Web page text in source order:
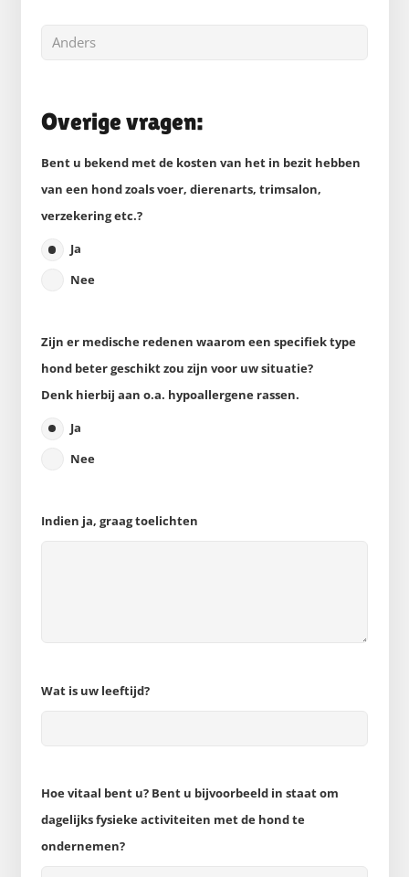
Overige vragen:
Bent u bekend met de kosten van het in bezit hebben
van een hond zoals voer, dierenarts, trimsalon,
verzekering etc.?
Ja
Nee
Zijn er medische redenen waarom een specifiek type
hond beter geschikt zou zijn voor uw situatie?
Denk hierbij aan o.a. hypoallergene rassen.
Ja
Nee
Indien ja, graag toelichten
Wat is uw leeftijd?
Hoe vitaal bent u? Bent u bijvoorbeeld in staat om
dagelijks fysieke activiteiten met de hond te
ondernemen?